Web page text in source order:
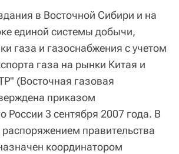
в Восточной Сибири и на
единой системы добычи,
газа и газоснабжения с учетом
газа на рынки Китая и
(Восточная газовая
приказом
России 3 сентября 2007 года. В
распоряжением правительства
координатором